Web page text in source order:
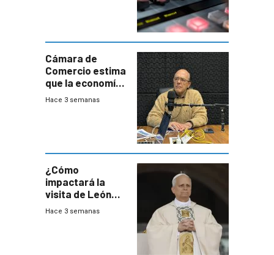
Cámara de
Comercio estima
que la economía
crecerá 1,6%
Hace 3 semanas
¿Cómo
impactará la
visita de León
XIV a Uruguay?
Hace 3 semanas